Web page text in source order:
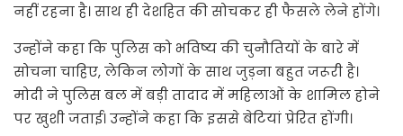
नहीं रहना है। साथ ही देशहित की सोचकर ही फैसले लेने होंगे।
उन्होंने कहा कि पुलिस को भविष्य की चुनौतियों के बारे में
सोचना चाहिए, लेकिन लोगों के साथ जुड़ना बहुत जरूरी है।
मोदी ने पुलिस बल में बड़ी तादाद में महिलाओं के शामिल होने
पर खुशी जताई। उन्होंने कहा कि इससे बेटियां प्रेरित होंगी।